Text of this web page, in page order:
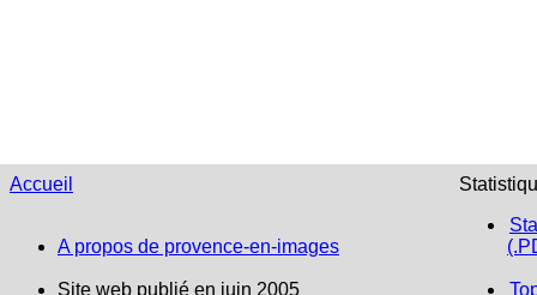
Accueil
A propos de provence-en-images
Site web publié en juin 2005